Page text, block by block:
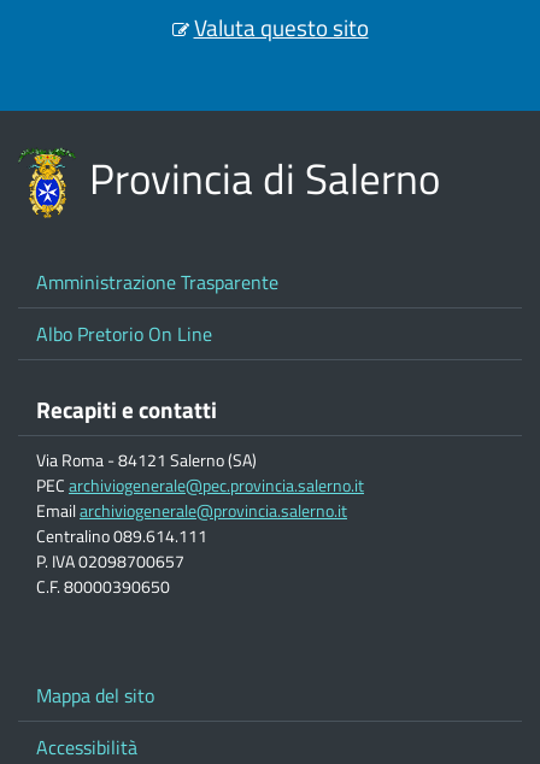
Valuta questo sito
Provincia di Salerno
Amministrazione Trasparente
Albo Pretorio On Line
Recapiti e contatti
Via Roma - 84121 Salerno (SA)
PECarchiviogenerale@pec.provincia.salerno.it
Emailarchiviogenerale@provincia.salerno.it
Centralino 089.614.111
P. IVA 02098700657
C.F. 80000390650
Mappa del sito
Accessibilità